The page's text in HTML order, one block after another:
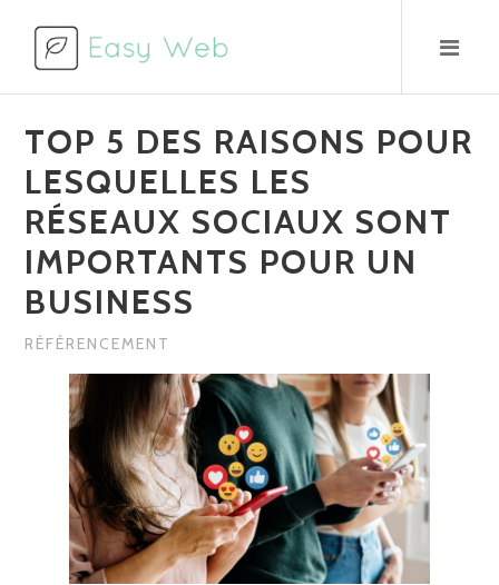
contenu
TOP 5 DES RAISONS POUR
LESQUELLES LES
RÉSEAUX SOCIAUX SONT
IMPORTANTS POUR UN
BUSINESS
RÉFÉRENCEMENT